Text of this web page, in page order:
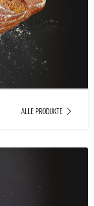
ALLE PRODUKTE